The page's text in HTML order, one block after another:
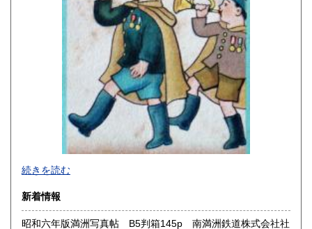
180円 大分県
180円 鹿児島県
180円
2026年で創業45年目になります。
沿線名：(無店舗)
最寄駅：(無店舗)
続きを読む
新着情報
昭和六年版満洲写真帖 B5判箱145p 南満洲鉄道株式会社社